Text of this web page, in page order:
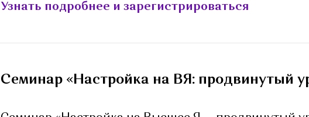
Узнать подробнее и зарегистрироваться
Семинар «Настройка на ВЯ: продвинутый